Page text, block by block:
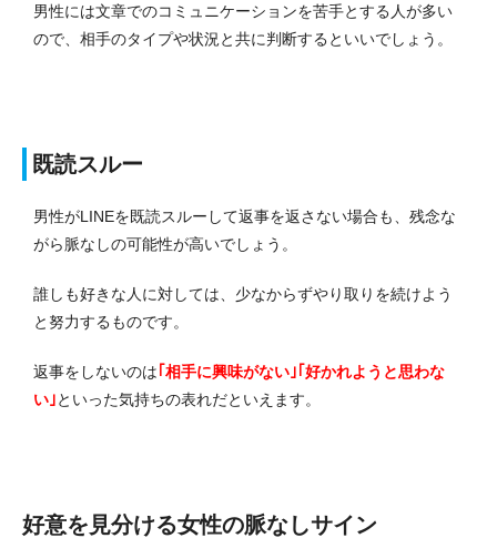
男性には文章でのコミュニケーションを苦手とする人が多い
ので、相手のタイプや状況と共に判断するといいでしょう。
既読スルー
男性がLINEを既読スルーして返事を返さない場合も、残念な
がら脈なしの可能性が高いでしょう。
誰しも好きな人に対しては、少なからずやり取りを続けよう
と努力するものです。
返事をしないのは ｢相手に興味がない｣｢好かれようと思わな
い｣といった気持ちの表れだといえます。
好意を見分ける女性の脈なしサイン